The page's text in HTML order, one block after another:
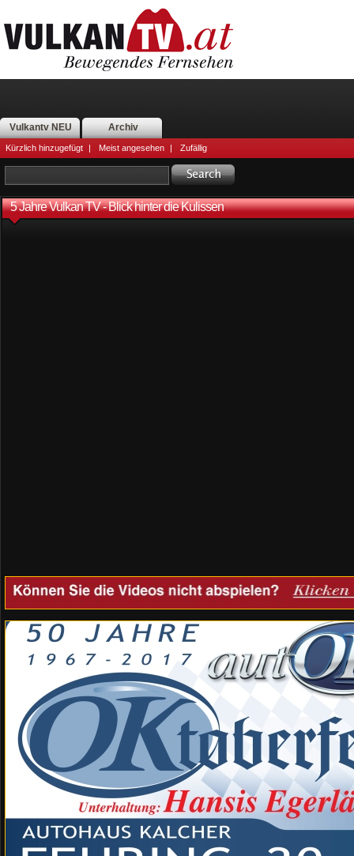
Vulkantv NEU Archiv
Kürzlich hinzugefügt | Meist angesehen | Zufällig
5 Jahre Vulkan TV - Blick hinter die Kulissen